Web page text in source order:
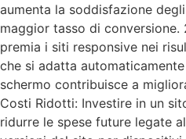
aumenta la soddisfazione
maggior tasso di conversione.
premia i siti responsive nei
che si adatta
schermo contribuisce a
Costi Ridotti: Investire in un
ridurre le spese future legate